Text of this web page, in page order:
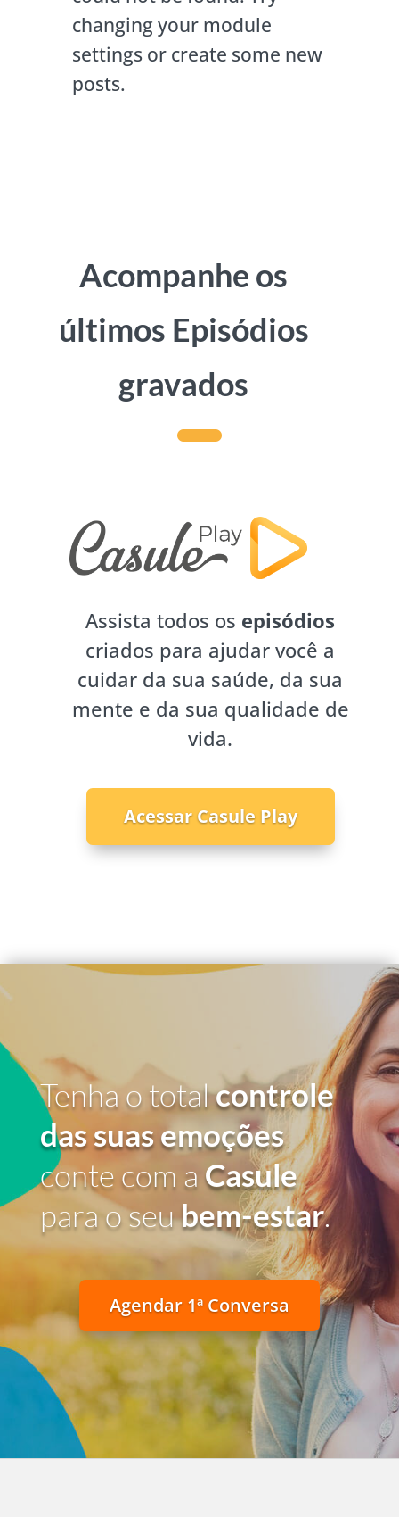
changing your module
settings or create some new
posts.
Acompanhe os
últimos Episódios
gravados
Assista todos os episódios
criados para ajudar você a
cuidar da sua saúde, da sua
mente e da sua qualidade de
vida.
Acessar Casule Play
Tenha o totalcontrole
das suas emoções
conte com a Casule
para o seubem-estar.
Agendar 1ª Conversa